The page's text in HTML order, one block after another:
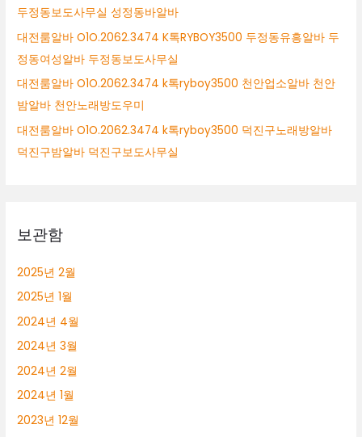
두정동보도사무실 성정동바알바
대전룸알바 O1O.2062.3474 K톡RYBOY3500 두정동유흥알바 두
정동여성알바 두정동보도사무실
대전룸알바 O1O.2062.3474 k톡ryboy3500 천안업소알바 천안
밤알바 천안노래방도우미
대전룸알바 O1O.2062.3474 k톡ryboy3500 덕진구노래방알바
덕진구밤알바 덕진구보도사무실
보관함
2025년 2월
2025년 1월
2024년 4월
2024년 3월
2024년 2월
2024년 1월
2023년 12월